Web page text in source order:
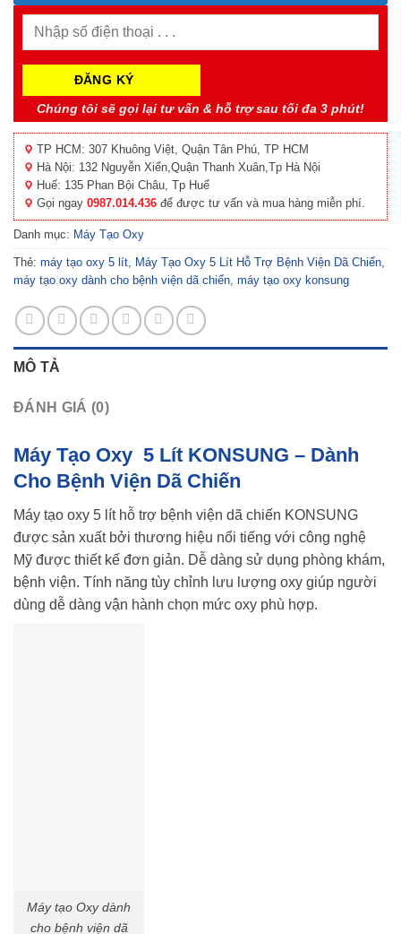
Chúng tôi sẽ gọi lại tư vấn & hỗ trợ sau tối đa 3 phút!
TP HCM: 307 Khuông Việt, Quận Tân Phú, TP HCM
Hà Nội: 132 Nguyễn Xiển,Quận Thanh Xuân,Tp Hà Nội
Huế: 135 Phan Bội Châu, Tp Huế
Gọi ngay 0987.014.436 để được tư vấn và mua hàng miễn phí.
Danh mục: Máy Tạo Oxy
Thẻ: máy tạo oxy 5 lít Máy Tạo Oxy 5 Lít Hỗ Trợ Bệnh Viện Dã Chiến
máy tạo oxy dành cho bệnh viện dã chiến máy tạo oxy konsung
MÔ TẢ
ĐÁNH GIÁ (0)
Máy Tạo Oxy 5 Lít KONSUNG – Dành
Cho Bệnh Viện Dã Chiến
Máy tạo oxy 5 lít hỗ trợ bệnh viện dã chiến KONSUNG
được sản xuất bởi thương hiệu nổi tiếng với công nghệ
Mỹ được thiết kế đơn giản. Dễ dàng sử dụng phòng khám,
bệnh viện. Tính năng tùy chỉnh lưu lượng oxy giúp người
dùng dễ dàng vận hành chọn mức oxy phù hợp.
Máy tạo Oxy dành
cho bệnh viện dã